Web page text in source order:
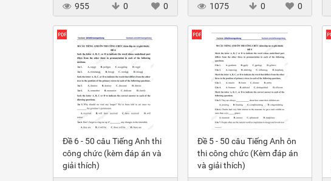
955 0 0 1075 0 0
Đề 6 - 50 câu Tiếng Anh thi
công chức (kèm đáp án và
giải thích)
Đề 5 - 50 câu Tiếng Anh ôn
thi công chức (Kèm đáp án
và giải thích)